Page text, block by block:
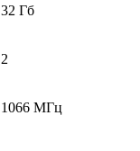
32 Гб
2
1066 МГц